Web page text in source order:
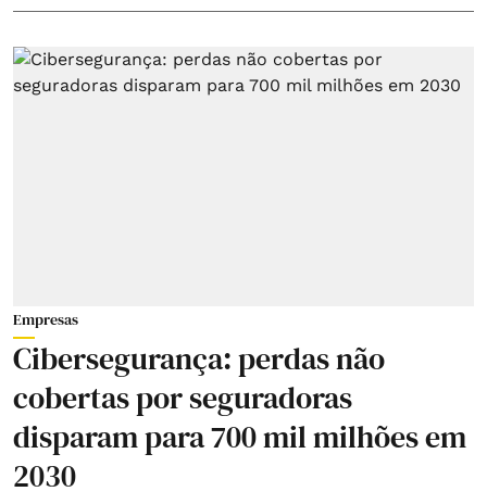
Empresas
Cibersegurança: perdas não
cobertas por seguradoras
disparam para 700 mil milhões em
2030